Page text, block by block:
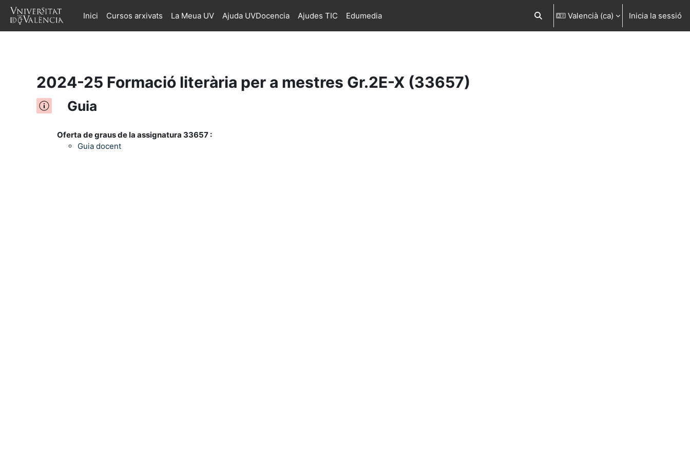
Ves al contingut principalInici Cursos arxivats La Meua UV Ajuda UVDocencia Ajudes TIC Edumedia Commuta l'entrada de la cerca
Valencià ‎(ca)‎ Inicia la sessió
2024-25 Formació literària per a mestres Gr.2E-X (33657)
Guia
Oferta de graus de la assignatura 33657 :
Guia docent